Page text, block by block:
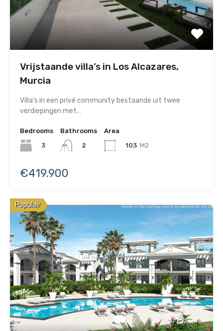
Vrijstaande villa’s in Los Alcazares,
Murcia
Villa’s in een privé community bestaande uit twee
verdiepingen met…
Bedrooms
3
Bathrooms
2
Area
103 M2
€419.900
Populair